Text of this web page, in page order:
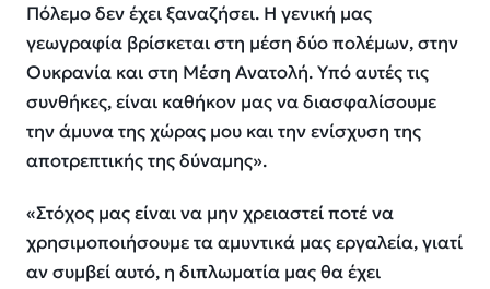
Πόλεμο δεν έχει ξαναζήσει. Η γενική μας
γεωγραφία βρίσκεται στη μέση δύο πολέμων, στην
Ουκρανία και στη Μέση Ανατολή. Υπό αυτές τις
συνθήκες, είναι καθήκον μας να διασφαλίσουμε
την άμυνα της χώρας μου και την ενίσχυση της
αποτρεπτικής της δύναμης».
«Στόχος μας είναι να μην χρειαστεί ποτέ να
χρησιμοποιήσουμε τα αμυντικά μας εργαλεία, γιατί
αν συμβεί αυτό, η διπλωματία μας θα έχει